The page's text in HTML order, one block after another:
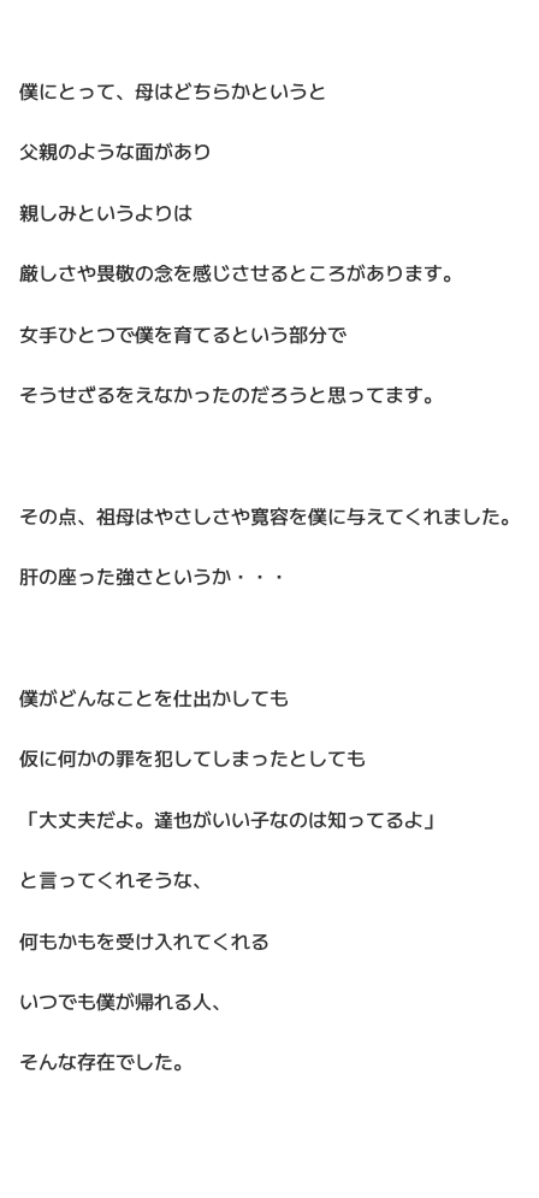
僕にとって、母はどちらかというと
父親のような面があり
親しみというよりは
厳しさや畏敬の念を感じさせるところがあります。
女手ひとつで僕を育てるという部分で
そうせざるをえなかったのだろうと思ってます。
その点、祖母はやさしさや寛容を僕に与えてくれました。
肝の座った強さというか・・・
僕がどんなことを仕出かしても
仮に何かの罪を犯してしまったとしても
「大丈夫だよ。達也がいい子なのは知ってるよ」
と言ってくれそうな、
何もかもを受け入れてくれる
いつでも僕が帰れる人、
そんな存在でした。